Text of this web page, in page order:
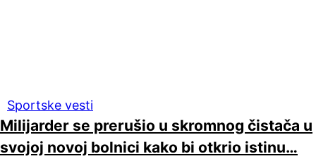
Sportske vesti
Milijarder se prerušio u skromnog čistača u
svojoj novoj bolnici kako bi otkrio istinu…